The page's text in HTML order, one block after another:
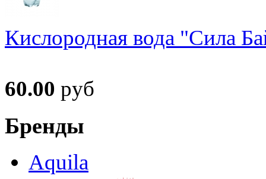
Кислородная вода "Сила
60.00 руб
Бренды
Aquila